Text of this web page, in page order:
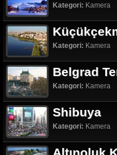
Kategori: Kamera
Kategori: Kamera
Belgrad
Kategori: Kamera
Shibuya
Kategori: Kamera